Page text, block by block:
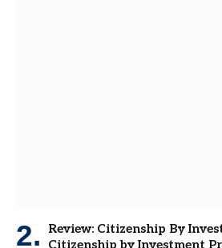
Review: Citizenship By
Citizenship by Investment